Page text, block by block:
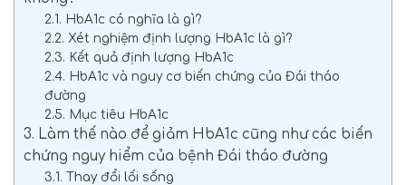
2.1. HbA1c có nghĩa là gì?
2.2. Xét nghiệm định lượng HbA1c là gì?
2.3. Kết quả định lượng HbA1c
2.4. HbA1c và nguy cơ biến chứng của Đái tháo
đường
2.5. Mục tiêu HbA1c
3. Làm thế nào để giảm HbA1c cũng như các biến
chứng nguy hiểm của bệnh Đái tháo đường
3.1. Thay đổi lối sống